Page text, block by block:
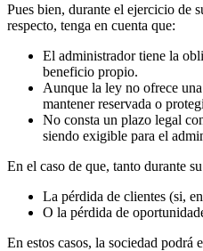
Pues bien, durante el ejercicio de
respecto, tenga en cuenta que:
El administrador tiene la
beneficio propio.
Aunque la ley no ofrece
mantener reservada o
No consta un plazo legal
siendo exigible para el
En el caso de que, tanto durante
La pérdida de clientes (si,
O la pérdida de
En estos casos, la sociedad